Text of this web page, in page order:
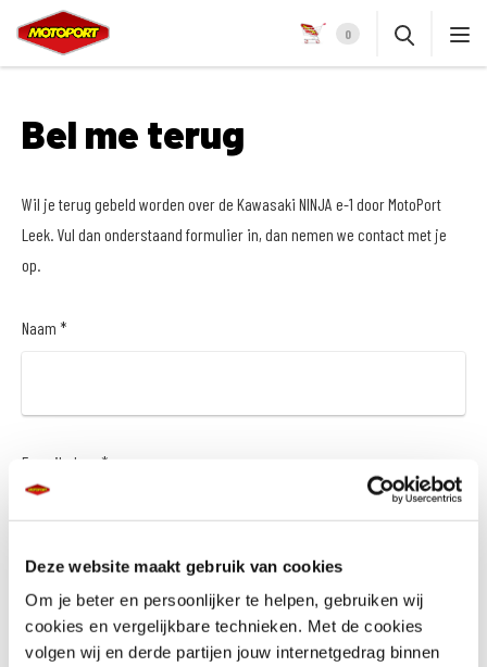
Deze website maakt gebruik van cookies
Om je beter en persoonlijker te helpen, gebruiken wij
cookies en vergelijkbare technieken. Met de cookies
volgen wij en derde partijen jouw internetgedrag binnen
0
Bel me terug
Wil je terug gebeld worden over de Kawasaki NINJA e-1 door MotoPort
Leek. Vul dan onderstaand formulier in, dan nemen we contact met je
op.
Naam *
E-mailadres *
Telefoonnummer *